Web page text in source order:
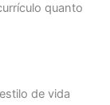
quanto
de vida